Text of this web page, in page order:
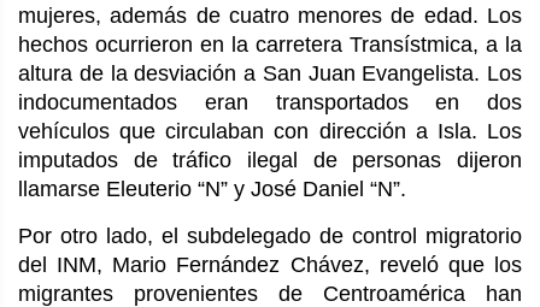
mujeres, además de cuatro menores de edad. Los
hechos ocurrieron en la carretera Transístmica, a la
altura de la desviación a San Juan Evangelista. Los
indocumentados eran transportados en dos
vehículos que circulaban con dirección a Isla. Los
imputados de tráfico ilegal de personas dijeron
llamarse Eleuterio “N” y José Daniel “N”.
Por otro lado, el subdelegado de control migratorio
del INM, Mario Fernández Chávez, reveló que los
migrantes provenientes de Centroamérica han